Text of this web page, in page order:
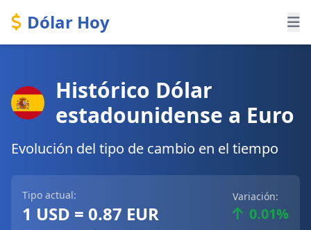
Dólar Hoy
Histórico Dólar
estadounidense a Euro
Evolución del tipo de cambio en el tiempo
Tipo actual:
1 USD = 0.87 EUR
Variación:
0.01%